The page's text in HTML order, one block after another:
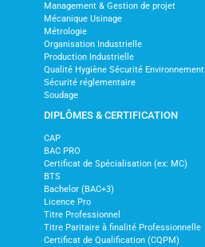
Management & Gestion de projet
Mécanique Usinage
Métrologie
Organisation Industrielle
Production Industrielle
Qualité Hygiène Sécurité Environnement
Sécurité réglementaire
Soudage
DIPLÔMES & CERTIFICATION
CAP
BAC PRO
Certificat de Spécialisation (ex: MC)
BTS
Bachelor (BAC+3)
Licence Pro
Titre Professionnel
Titre Paritaire à finalité Professionnelle
Certificat de Qualification (CQPM)